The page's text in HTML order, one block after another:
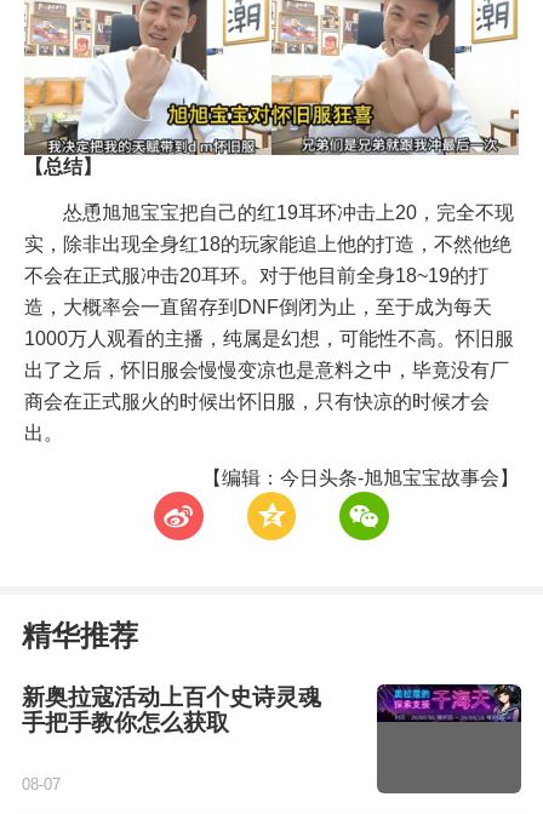
【总结】
怂恿旭旭宝宝把自己的红19耳环冲击上20，完全不现
实，除非出现全身红18的玩家能追上他的打造，不然他绝
不会在正式服冲击20耳环。对于他目前全身18~19的打
造，大概率会一直留存到DNF倒闭为止，至于成为每天
1000万人观看的主播，纯属是幻想，可能性不高。怀旧服
出了之后，怀旧服会慢慢变凉也是意料之中，毕竟没有厂
商会在正式服火的时候出怀旧服，只有快凉的时候才会
出。
【编辑：今日头条-旭旭宝宝故事会】
t z w
精华推荐
新奥拉寇活动上百个史诗灵魂
手把手教你怎么获取
08-07